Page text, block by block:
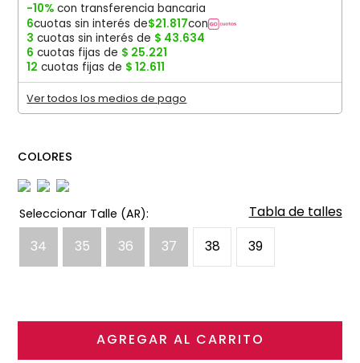
-10% con transferencia bancaria
6cuotas sin interés de$21.817con
3 cuotas sin interés de $ 43.634
6 cuotas fijas de $ 25.221
12 cuotas fijas de $ 12.611
Ver todos los medios de pago
COLORES
34 35 36 37 38 39
Tabla de talles
AGREGAR AL CARRITO